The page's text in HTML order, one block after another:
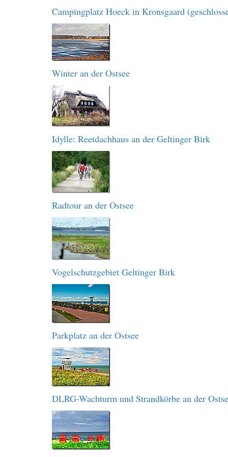
Campingplatz Hoeck in Kronsgaard
Winter an der Ostsee
Idylle: Reetdachhaus an der Geltinger Birk
Radtour an der Ostsee
Vogelschutzgebiet Geltinger Birk
Parkplatz an der Ostsee
DLRG-Wachturm und Strandkörbe an der